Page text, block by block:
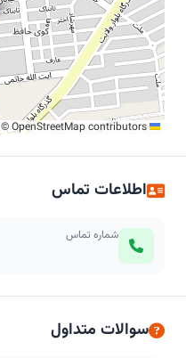
© OpenStreetMap contributors
اطلاعات تماس
شماره تماس
سوالات متداول